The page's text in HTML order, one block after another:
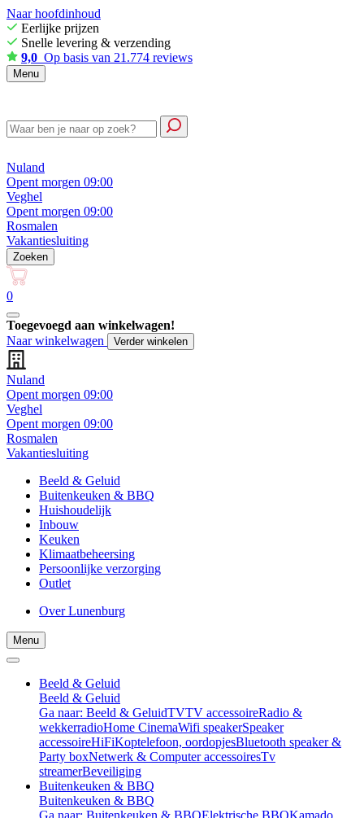
Naar hoofdinhoud
Eerlijke prijzen
Snelle levering & verzending
9,0 Op basis van 21.774 reviews
Menu
Nuland
Opent morgen 09:00
Veghel
Opent morgen 09:00
Rosmalen
Vakantiesluiting
Zoeken
0
Toegevoegd aan winkelwagen!
Naar winkelwagen
Verder winkelen
Nuland
Opent morgen 09:00
Veghel
Opent morgen 09:00
Rosmalen
Vakantiesluiting
Beeld & Geluid
Buitenkeuken & BBQ
Huishoudelijk
Inbouw
Keuken
Klimaatbeheersing
Persoonlijke verzorging
Outlet
Over Lunenburg
Menu
Beeld & Geluid
Beeld & Geluid
Ga naar: Beeld & GeluidTVTV accessoireRadio &
wekkerradioHome CinemaWifi speakerSpeaker
accessoireHiFiKoptelefoon, oordopjesBluetooth speaker &
Party boxNetwerk & Computer accessoiresTv
streamerBeveiliging
Buitenkeuken & BBQ
Buitenkeuken & BBQ
Ga naar: Buitenkeuken & BBQElektrische BBQKamado